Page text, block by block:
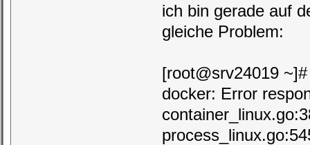
ich bin gerade auf
gleiche Problem:
[root@srv24019
docker: Error